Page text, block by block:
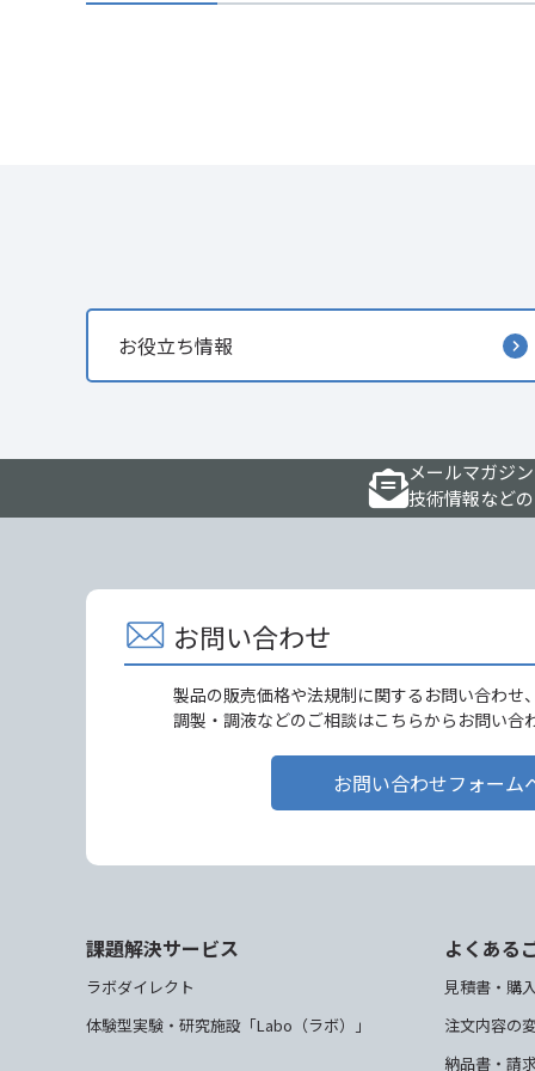
お役立ち情報
メールマガジ
技術情報など
お問い合わせ
製品の販売価格や法規制に関するお問い合わせ
調製・調液などのご相談はこちらからお問い合
お問い合わせフォーム
課題解決サービス
ラボダイレクト
体験型実験・研究施設「Labo（ラボ）」
よくある
見積書・購
注文内容の
納品書・請